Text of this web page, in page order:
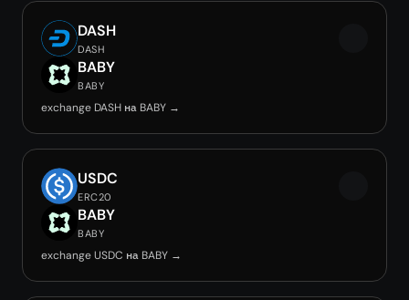
DASH
DASH
BABY
BABY
exchange DASH на BABY →
USDC
ERC20
BABY
BABY
exchange USDC на BABY →